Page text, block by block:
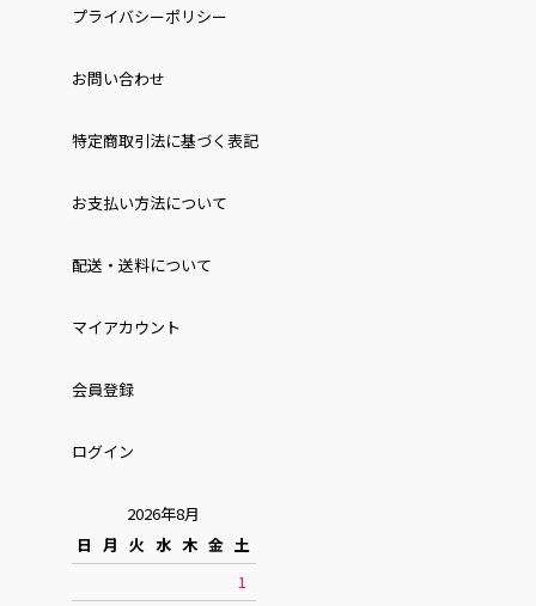
プライバシーポリシー
お問い合わせ
特定商取引法に基づく表記
お⽀払い⽅法について
配送・送料について
マイアカウント
会員登録
ログイン
2026年8月
日 月 火 水 木 金 土
1